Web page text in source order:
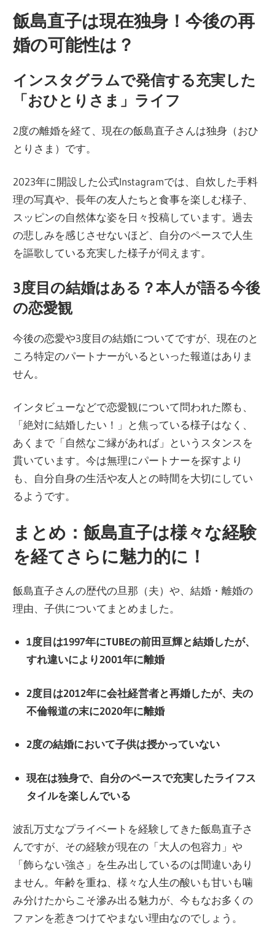
飯島直子は現在独身！今後の再
婚の可能性は？
インスタグラムで発信する充実した
「おひとりさま」ライフ
2度の離婚を経て、現在の飯島直子さんは独身（おひ
とりさま）です。
2023年に開設した公式Instagramでは、自炊した手料
理の写真や、長年の友人たちと食事を楽しむ様子、
スッピンの自然体な姿を日々投稿しています。過去
の悲しみを感じさせないほど、自分のペースで人生
を謳歌している充実した様子が伺えます。
3度目の結婚はある？本人が語る今後
の恋愛観
今後の恋愛や3度目の結婚についてですが、現在のと
ころ特定のパートナーがいるといった報道はありま
せん。
インタビューなどで恋愛観について問われた際も、
「絶対に結婚したい！」と焦っている様子はなく、
あくまで「自然なご縁があれば」というスタンスを
貫いています。今は無理にパートナーを探すより
も、自分自身の生活や友人との時間を大切にしてい
るようです。
まとめ：飯島直子は様々な経験
を経てさらに魅力的に！
飯島直子さんの歴代の旦那（夫）や、結婚・離婚の
理由、子供についてまとめました。
1度目は1997年にTUBEの前田亘輝と結婚したが、
すれ違いにより2001年に離婚
2度目は2012年に会社経営者と再婚したが、夫の
不倫報道の末に2020年に離婚
2度の結婚において子供は授かっていない
現在は独身で、自分のペースで充実したライフス
タイルを楽しんでいる
波乱万丈なプライベートを経験してきた飯島直子さ
んですが、その経験が現在の「大人の包容力」や
「飾らない強さ」を生み出しているのは間違いあり
ません。年齢を重ね、様々な人生の酸いも甘いも噛
み分けたからこそ滲み出る魅力が、今もなお多くの
ファンを惹きつけてやまない理由なのでしょう。